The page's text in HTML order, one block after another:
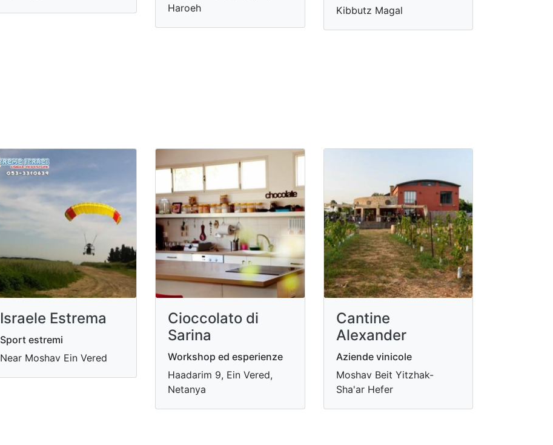
Haroeh
Kibbutz Magal
Israele Estrema
Sport estremi
Near Moshav Ein Vered
Cioccolato di
Sarina
Workshop ed esperienze
Haadarim 9, Ein Vered,
Netanya
Cantine
Alexander
Aziende vinicole
Moshav Beit Yitzhak-
Sha'ar Hefer